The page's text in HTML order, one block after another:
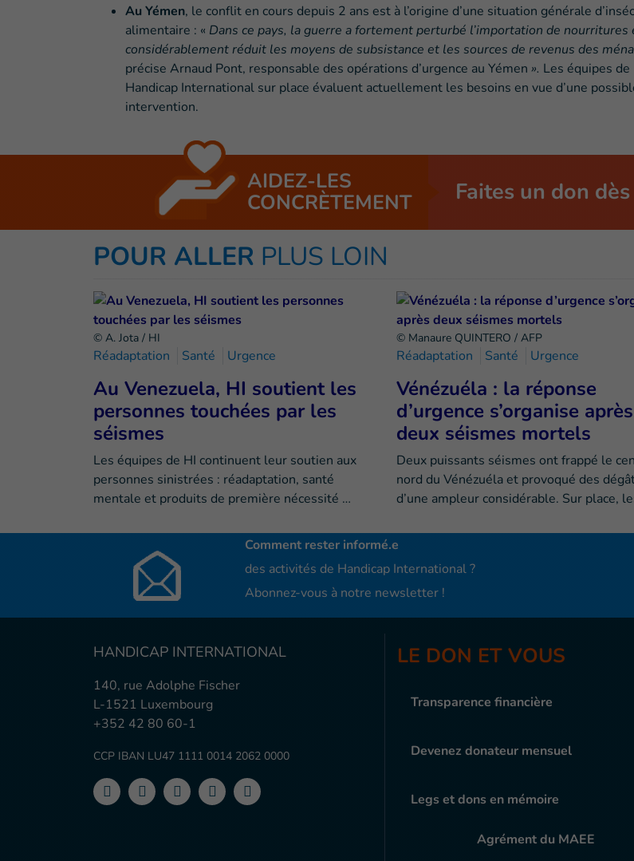
Au Yémen, le conflit en cours depuis 2 ans est à l’origine d’une situation générale
alimentaire : « Dans ce pays, la guerre a fortement perturbé l’importation de nourritures
considérablement réduit les moyens de subsistance et les sources de revenus des
précise Arnaud Pont, responsable des opérations d’urgence au Yémen ». Les équipes de
Handicap International sur place évaluent actuellement les besoins en vue d’une
intervention.
AIDEZ-LES
CONCRÈTEMENT Faites un don
POUR ALLER PLUS LOIN
© A. Jota / HI
Réadaptation Santé Urgence
Au Venezuela, HI soutient les
personnes touchées par les
séismes
Les équipes de HI continuent leur soutien aux
personnes sinistrées : réadaptation, santé
mentale et produits de première nécessité …
© Manaure QUINTERO / AFP
Réadaptation Santé Urgence
Vénézuéla : la réponse
d’urgence s’organise après
deux séismes mortels
Deux puissants séismes ont frappé le
nord du Vénézuéla et provoqué des
d’une ampleur considérable. Sur place,
Comment rester informé.e
des activités de Handicap International ?
Abonnez-vous à notre newsletter !
HANDICAP INTERNATIONAL
140, rue Adolphe Fischer
L-1521 Luxembourg
+352 42 80 60-1
CCP IBAN LU47 1111 0014 2062 0000
LE DON ET VOUS
Transparence financière
Devenez donateur mensuel
Legs et dons en mémoire
Agrément du MAEE